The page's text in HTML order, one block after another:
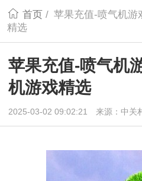
首页 / 苹果充值-喷气机游
精选
苹果充值-喷气机
机游戏精选
2025-03-02 09:02:21 来源：中关